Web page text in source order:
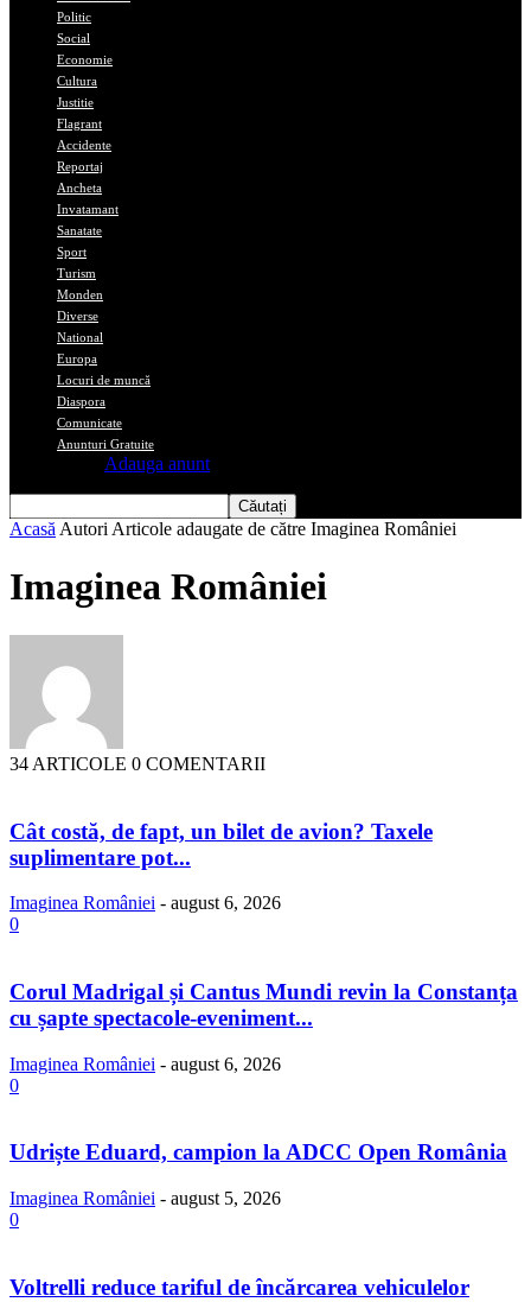
Politic
Social
Economie
Cultura
Justitie
Flagrant
Accidente
Reportaj
Ancheta
Invatamant
Sanatate
Sport
Turism
Monden
Diverse
National
Europa
Locuri de muncă
Diaspora
Comunicate
Anunturi Gratuite
Adauga anunt
Acasă Autori Articole adaugate de către Imaginea României
Imaginea României
34 ARTICOLE 0 COMENTARII
Cât costă, de fapt, un bilet de avion? Taxele
suplimentare pot...
Imaginea României - august 6, 2026
0
Corul Madrigal și Cantus Mundi revin la Constanța
cu șapte spectacole-eveniment...
Imaginea României - august 6, 2026
0
Udriște Eduard, campion la ADCC Open România
Imaginea României - august 5, 2026
0
Voltrelli reduce tariful de încărcarea vehiculelor